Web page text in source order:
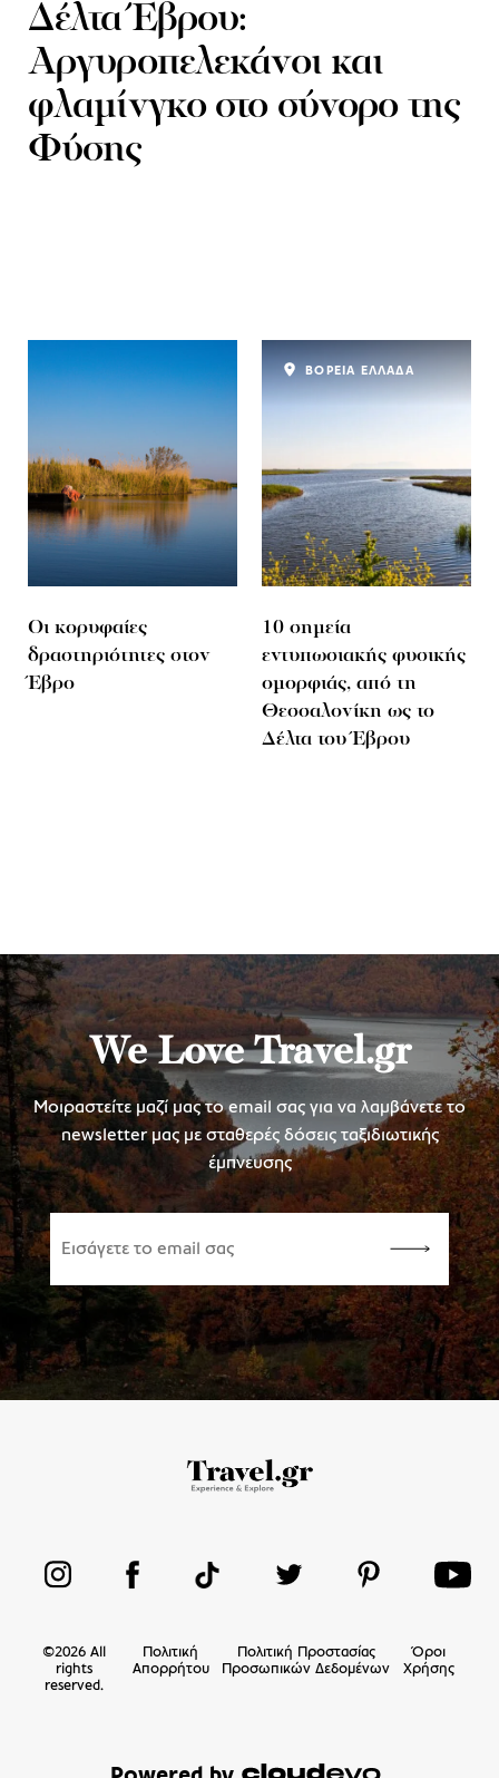
Δέλτα Έβρου:
Αργυροπελεκάνοι και
φλαμίνγκο στο σύνορο της
Φύσης
Οι κορυφαίες
δραστηριότητες στον
Έβρο
10 σημεία
εντυπωσιακής φυσικής
ομορφιάς, από τη
Θεσσαλονίκη ως το
Δέλτα του Έβρου
ΒΟΡΕΙΑ ΕΛΛΑΔΑ
We Love Travel.gr
Μοιραστείτε μαζί μας το email σας για να λαμβάνετε το
newsletter μας με σταθερές δόσεις ταξιδιωτικής
έμπνευσης
©2026 All
rights
reserved.
Πολιτική
Απορρήτου
Πολιτική Προστασίας
Προσωπικών Δεδομένων
Όροι
Χρήσης